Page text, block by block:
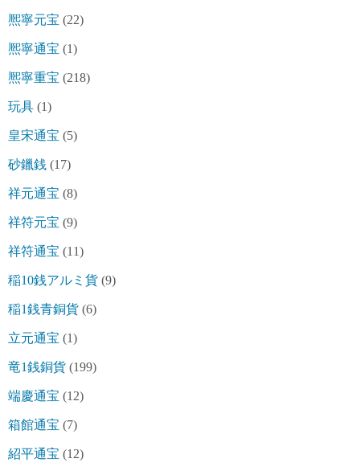
熈寧元宝 (22)
熈寧通宝 (1)
熈寧重宝 (218)
玩具 (1)
皇宋通宝 (5)
砂鑞銭 (17)
祥元通宝 (8)
祥符元宝 (9)
祥符通宝 (11)
稲10銭アルミ貨 (9)
稲1銭青銅貨 (6)
立元通宝 (1)
竜1銭銅貨 (199)
端慶通宝 (12)
箱館通宝 (7)
紹平通宝 (12)